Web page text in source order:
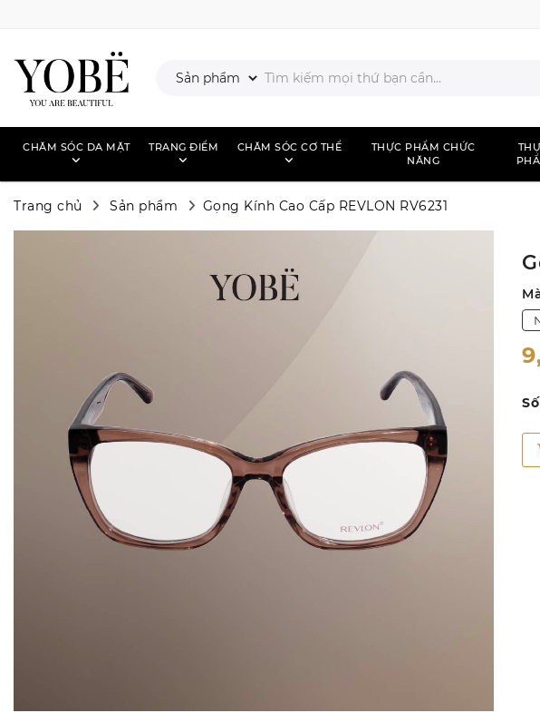
CHĂM SÓC DA MẶT TRANG ĐIỂM CHĂM SÓC CƠ THỂ
THỰC PHẨM CHỨC
NĂNG
Trang chủ Sản phẩm Gọng Kính Cao Cấp REVLON RV6231